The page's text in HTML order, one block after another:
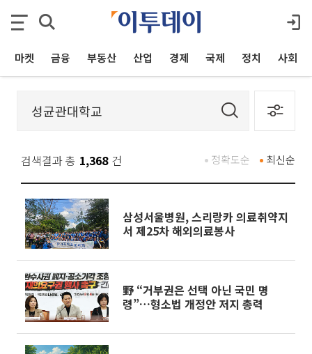
마켓 금융 부동산 산업 경제 국제 정치 사회
검색결과 총 1,368 건 최신순
정확도순
삼성서울병원, 스리랑카 의료취약지
서 제25차 해외의료봉사
野 “거부권은 선택 아닌 국민 명
령”…형소법 개정안 저지 총력